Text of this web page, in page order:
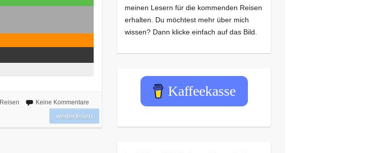
Reisen Keine Kommentare
weiterlesen
meinen Lesern für die kommenden Reisen
erhalten. Du möchtest mehr über mich
wissen? Dann klicke einfach auf das Bild.
Kaffeekasse